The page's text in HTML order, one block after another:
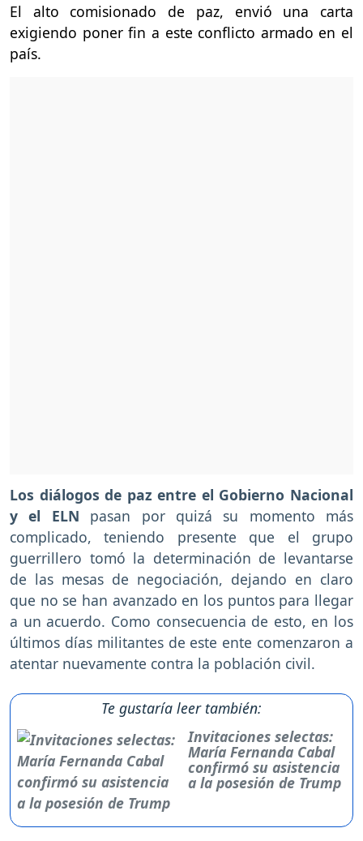
El alto comisionado de paz, envió una carta
exigiendo poner fin a este conflicto armado en el
país.
Los diálogos de paz entre el Gobierno Nacional
y el ELN pasan por quizá su momento más
complicado, teniendo presente que el grupo
guerrillero tomó la determinación de levantarse
de las mesas de negociación, dejando en claro
que no se han avanzado en los puntos para llegar
a un acuerdo. Como consecuencia de esto, en los
últimos días militantes de este ente comenzaron a
atentar nuevamente contra la población civil.
Te gustaría leer también:
Invitaciones selectas:
María Fernanda Cabal
confirmó su asistencia
a la posesión de Trump